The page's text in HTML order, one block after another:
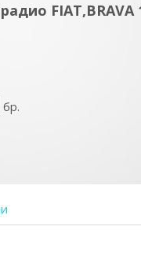
FIAT,BRAVA
бр.